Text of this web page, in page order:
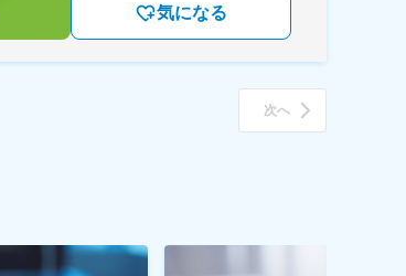
気になる
次へ